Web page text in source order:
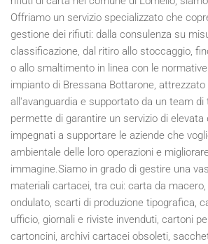
Offriamo un servizio specializzato che
gestione dei rifiuti: dalla consulenza su
classificazione, dal ritiro allo stoccaggio,
o allo smaltimento in linea con le
impianto di Bressana Bottarone,
all'avanguardia e supportato da un team
permette di garantire un servizio di elevata
impegnati a supportare le aziende che
ambientale delle loro operazioni e
immagine.Siamo in grado di gestire una
materiali cartacei, tra cui: carta da
ondulato, scarti di produzione tipografica,
ufficio, giornali e riviste invenduti, cartoni
cartoncini, archivi cartacei obsoleti,